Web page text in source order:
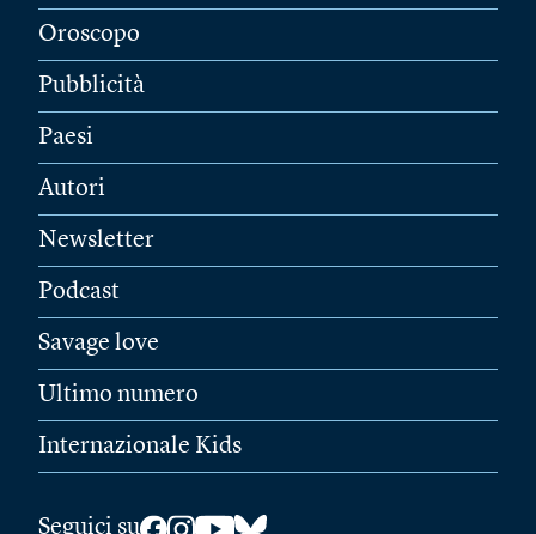
Oroscopo
Pubblicità
Paesi
Autori
Newsletter
Podcast
Savage love
Ultimo numero
Internazionale Kids
Seguici su